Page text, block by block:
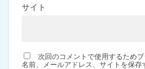
サイト
次回のコメントで使用するため
名前、メールアドレス、サイトを保存